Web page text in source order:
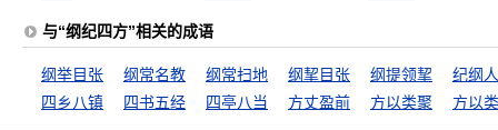
与“纲纪四方”相关的成语
纲举目张 纲常名教 纲常扫地 纲挈目张 纲提领挈
纪纲
四乡八镇
四书五经 四亭八当 方丈盈前 方以类聚